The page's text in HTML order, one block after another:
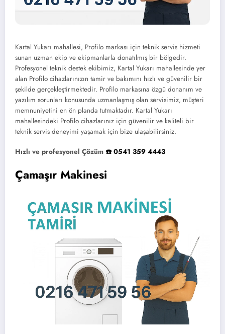
Kartal Yukarı mahallesi, Profilo markası için teknik servis hizmeti
sunan uzman ekip ve ekipmanlarla donatılmış bir bölgedir.
Profesyonel teknik destek ekibimiz, Kartal Yukarı mahallesinde yer
alan Profilo cihazlarınızın tamir ve bakımını hızlı ve güvenilir bir
şekilde gerçekleştirmektedir. Profilo markasına özgü donanım ve
yazılım sorunları konusunda uzmanlaşmış olan servisimiz, müşteri
memnuniyetini en ön planda tutmaktadır. Kartal Yukarı
mahallesindeki Profilo cihazlarınız için güvenilir ve kaliteli bir
teknik servis deneyimi yaşamak için bize ulaşabilirsiniz.
Hızlı ve profesyonel Çözüm ☎️ 0541 359 4443
Çamaşır Makinesi